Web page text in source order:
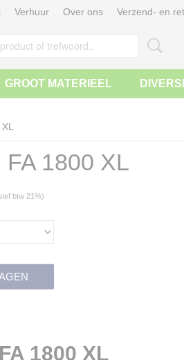
Verhuur Over ons Verzend- en
GROOT MATERIEEL
FA 1800 XL
btw 21%)
1800 XL